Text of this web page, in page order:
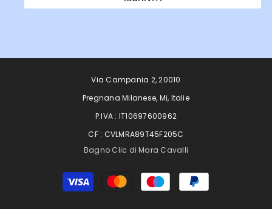
Via Campania 2, 20010
Pregnana Milanese, Mi, Italie
P.IVA : IT10697600962
CF : CVLMRA89T45F205C
Bagno Clic di Mara Cavalli
Moyens
de